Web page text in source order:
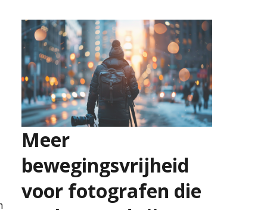
Meer
bewegingsvrijheid
voor fotografen die